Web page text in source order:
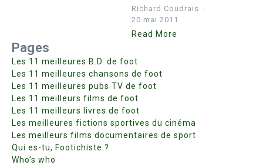
Richard Coudrais
20 mai 2011
Read More
Pages
Les 11 meilleures B.D. de foot
Les 11 meilleures chansons de foot
Les 11 meilleures pubs TV de foot
Les 11 meilleurs films de foot
Les 11 meilleurs livres de foot
Les meilleures fictions sportives du cinéma
Les meilleurs films documentaires de sport
Qui es-tu, Footichiste ?
Who’s who